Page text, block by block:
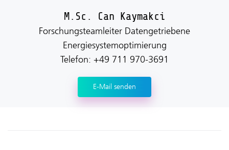
M.Sc. Can Kaymakci
Forschungsteamleiter Datengetriebene
Energiesystemoptimierung
Telefon: +49 711 970-3691
E-Mail senden